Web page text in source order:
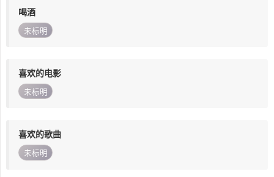
喝酒
未标明
喜欢的电影
未标明
喜欢的歌曲
未标明